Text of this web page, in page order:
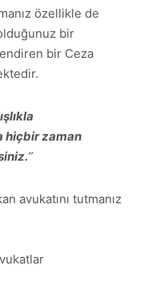
özellikle de
bir
bir Ceza
hiçbir zaman
”
avukatını tutmanız